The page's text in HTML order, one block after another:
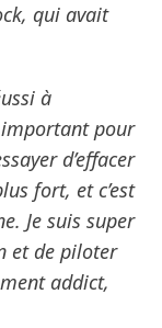
qui avait
à
pour
d’effacer
fort, et c’est
Je suis super
et de piloter
addict,